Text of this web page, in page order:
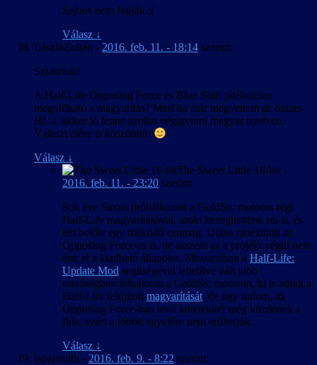
Sajnos nem fogják.:(
Válasz ↓
LászlóZoltán - 2016. feb. 11. - 18:14 szerint:
Sziasztok!
A Half-Life Opposing Force és Blue Shift játékokhoz
megoldható a magyarítás? Mert ha már megvettem az összes
HL-t, akkor jó lenne azokat végigvinni magyar nyelven.
Választ előre is köszönöm
Válasz ↓
The Sweet Little 16-bit -
2016. feb. 11. - 23:20 szerint:
Sok éve Saxus próbálkozott a GoldSrc motoros régi
Half-Life magyarításával, aztán besegítettünk mi is, és
lett belőle egy működő csomag. Utána ránéztünk az
Opposing Force-ra is, de asszem az a projekt végül nem
érte el a kiadható állapotot. Mostanában a Half-Life:
Update Mod segítségével lehetővé vált jobb
minőségben feliratozni a GoldSrc motoron, ki is adtuk a
Half-Life felújított magyarítását, de úgy tudom, az
Opposing Force-ban levő kötelekkel még küzdenek a
fiúk, ezért a többit egyelőre nem erőltetjük.
Válasz ↓
lapajsmith - 2016. feb. 9. - 8:22 szerint: